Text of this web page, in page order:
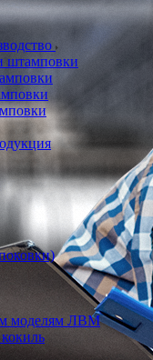
штамповки
моделям ЛВМ